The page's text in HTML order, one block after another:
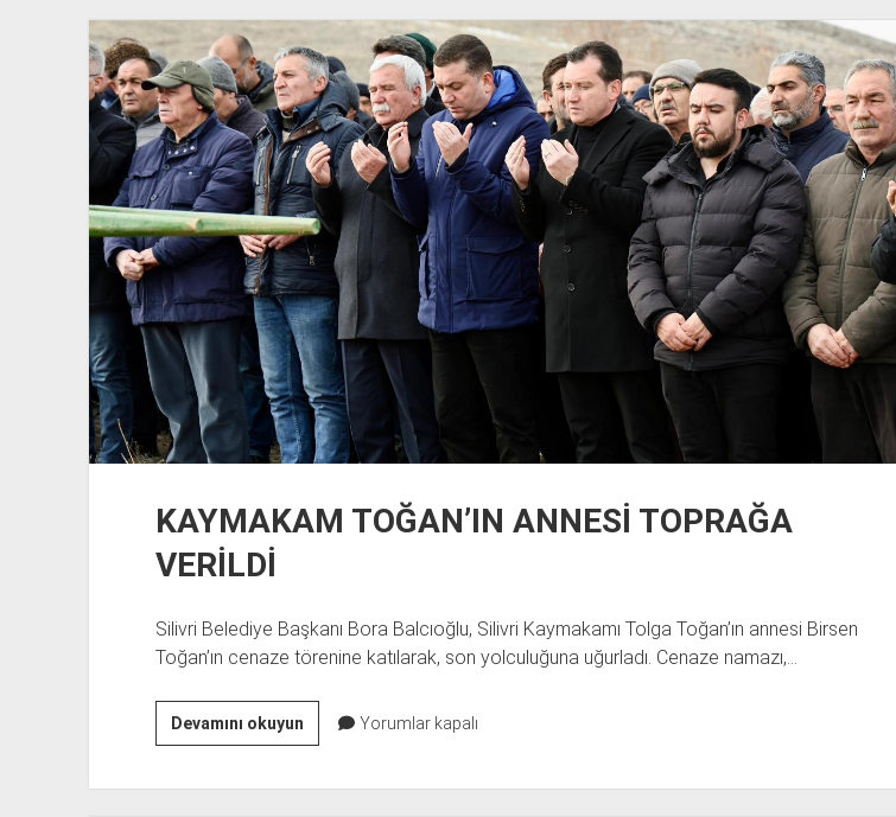
BULUŞTU
KAYMAKAM TOĞAN’IN ANNESİ TOPRAĞA
VERİLDİ
Silivri Belediye Başkanı Bora Balcıoğlu, Silivri Kaymakamı Tolga Toğan’ın annesi Birsen
Toğan’ın cenaze törenine katılarak, son yolculuğuna uğurladı. Cenaze namazı,…
Devamını okuyunKAYMAKAM
TOĞAN’IN
Yorumlar kapalı